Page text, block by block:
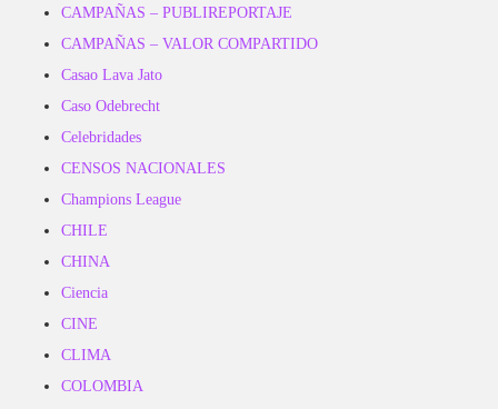
CAMPAÑAS – PUBLIREPORTAJE
CAMPAÑAS – VALOR COMPARTIDO
Casao Lava Jato
Caso Odebrecht
Celebridades
CENSOS NACIONALES
Champions League
CHILE
CHINA
Ciencia
CINE
CLIMA
COLOMBIA